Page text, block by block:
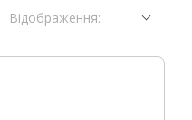
Відображення: